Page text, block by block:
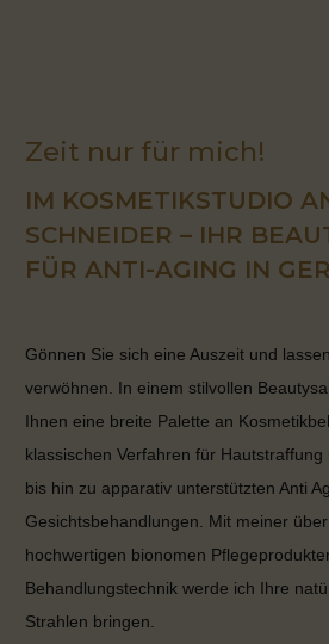
Zeit nur für mich!
IM KOSMETIKSTUDIO
SCHNEIDER – IHR
FÜR ANTI-AGING IN
Gönnen Sie sich eine Auszeit und
verwöhnen. In einem stilvollen
Ihnen eine breite Palette an
klassischen Verfahren für
bis hin zu apparativ unterstützten Anti
Gesichtsbehandlungen. Mit meiner
hochwertigen bionomen
Behandlungstechnik werde ich Ihre
Strahlen bringen.